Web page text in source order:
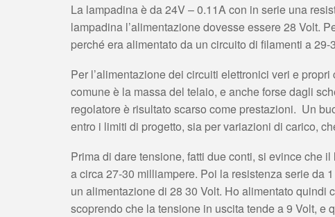
La lampadina è da 24V – 0.11A con in serie una
lampadina l’alimentazione dovesse essere 28 Volt.
perché era alimentato da un circuito di filamenti a
Per l’alimentazione dei circuiti elettronici veri e
comune è la massa del telaio, e anche forse dagli
regolatore è risultato scarso come prestazioni. Un
entro i limiti di progetto, sia per variazioni di carico,
Prima di dare tensione, fatti due conti, si evince che
a circa 27-30 milliampere. Poi la resistenza serie da
un alimentazione di 28 30 Volt. Ho alimentato quindi
scoprendo che la tensione in uscita tende a 9 Volt,